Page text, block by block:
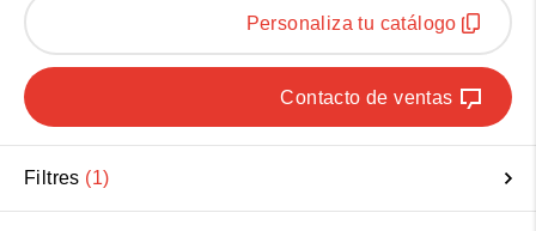
Personaliza tu catálogo
Contacto de ventas
Filtres 1